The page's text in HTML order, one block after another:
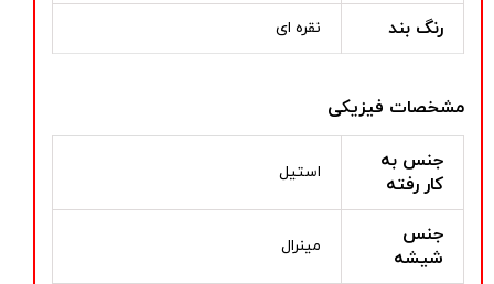
رنگ بند نقره ای
مشخصات فیزیکی
جنس به
کار رفته
استیل
جنس
شیشه
مینرال